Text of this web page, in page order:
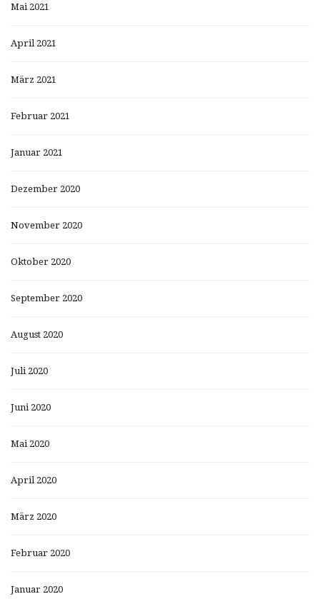
Mai 2021
April 2021
März 2021
Februar 2021
Januar 2021
Dezember 2020
November 2020
Oktober 2020
September 2020
August 2020
Juli 2020
Juni 2020
Mai 2020
April 2020
März 2020
Februar 2020
Januar 2020